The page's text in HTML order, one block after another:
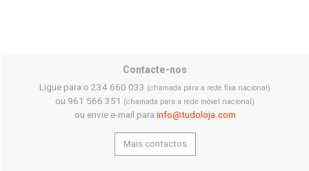
Contacte-nos
Ligue para o 234 660 033 (chamada para a rede fixa nacional)
ou 961 566 351 (chamada para a rede móvel nacional)
ou envie e-mail para info@tudoloja.com
Mais contactos